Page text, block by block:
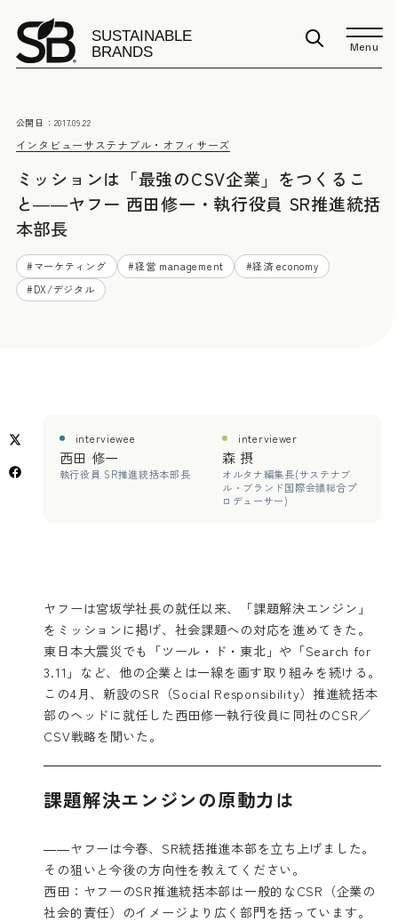
Menu
インタビューサステナブル・オフィサーズ
公開日： 2017.09.22
ミッションは「最強のCSV企業」をつくるこ
と――ヤフー 西田修一・執行役員 SR推進統括
本部長
#マーケティング #経営 management #経済 economy
#DX/デジタル
interviewee
西田 修一
執行役員 SR推進統括本部長
interviewer
森 摂
オルタナ編集長(サステナブ
ル・ブランド国際会議総合プ
ロデューサー)
ヤフーは宮坂学社長の就任以来、「課題解決エンジン」
をミッションに掲げ、社会課題への対応を進めてきた。
東日本大震災でも「ツール・ド・東北」や「Search for
3.11」など、他の企業とは一線を画す取り組みを続ける。
この4月、新設のSR（Social Responsibility）推進統括本
部のヘッドに就任した西田修一執行役員に同社のCSR／
CSV戦略を聞いた。
課題解決エンジンの原動力は
――ヤフーは今春、SR統括推進本部を立ち上げました。
その狙いと今後の方向性を教えてください。
西田：ヤフーのSR推進統括本部は一般的なCSR（企業の
社会的責任）のイメージより広く部門を括っています。